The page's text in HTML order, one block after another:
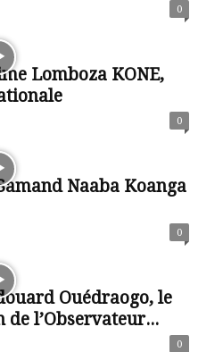
0
Lomboza KONE,
0
Naaba Koanga
0
Ouédraogo, le
l’Observateur...
0